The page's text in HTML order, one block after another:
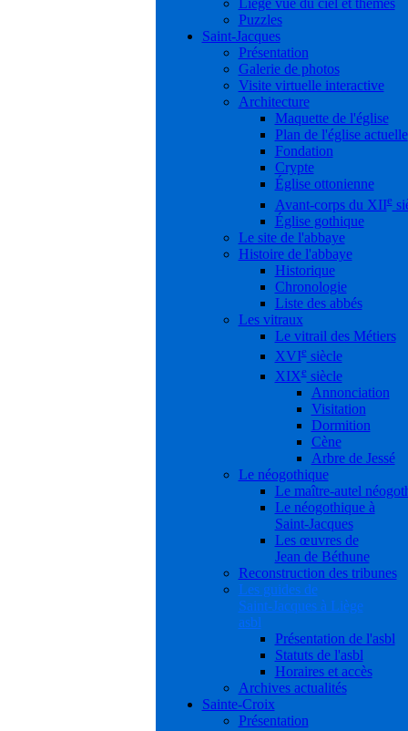
Liège vue du ciel et thèmes
Puzzles
Saint-Jacques
Présentation
Galerie de photos
Visite virtuelle interactive
Architecture
Maquette de l'église
Plan de l'église actuelle
Fondation
Crypte
Église ottonienne
Avant-corps du XIIe
Église gothique
Le site de l'abbaye
Histoire de l'abbaye
Historique
Chronologie
Liste des abbés
Les vitraux
Le vitrail des Métiers
XVIesiècle
XIXesiècle
Annonciation
Visitation
Dormition
Cène
Arbre de Jessé
Le néogothique
Le maître-autel
Le néogothique à
Saint-Jacques
Les œuvres de
Jean de Béthune
Reconstruction des tribunes
Les guides de
Saint-Jacques à Liège
asbl
Présentation de l'asbl
Statuts de l'asbl
Horaires et accès
Archives actualités
Sainte-Croix
Présentation